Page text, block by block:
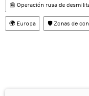
📰 Operación rusa de
🌍 Europa 🛡️ Zonas de